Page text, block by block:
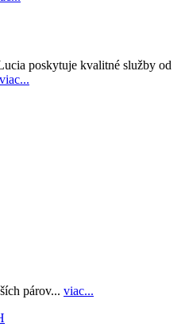
poskytuje kvalitné služby od
viac...
párov... viac...